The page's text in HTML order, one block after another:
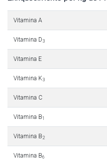
Vitamina A
Vitamina D 3
Vitamina E
Vitamina K3
Vitamina C
Vitamina B1
Vitamina B2
Vitamina B6